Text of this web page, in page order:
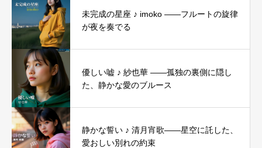
未完成の星座 ♪ imoko ――フルートの旋律
が夜を奏でる
優しい嘘 ♪ 紗也華 ――孤独の裏側に隠し
た、静かな愛のブルース
静かな誓い ♪ 清月宵歌――星空に託した、
愛おしい別れの約束